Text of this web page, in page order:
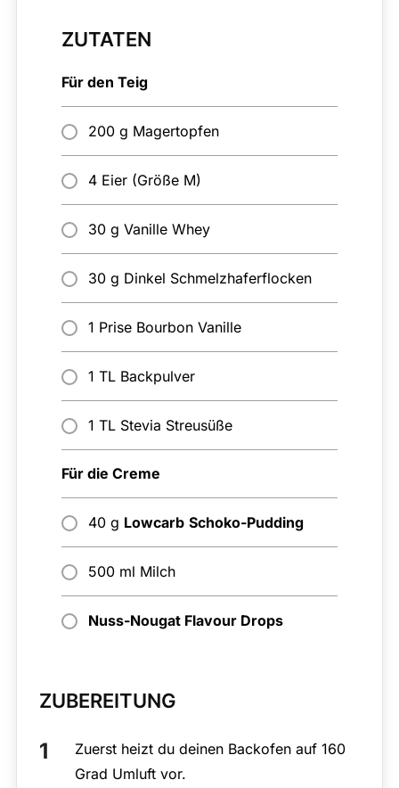
ZUTATEN
Für den Teig
200 g Magertopfen
4 Eier (Größe M)
30 g Vanille Whey
30 g Dinkel Schmelzhaferflocken
1 Prise Bourbon Vanille
1 TL Backpulver
1 TL Stevia Streusüße
Für die Creme
40 g Lowcarb Schoko-Pudding
500 ml Milch
Nuss-Nougat Flavour Drops
ZUBEREITUNG
Zuerst heizt du deinen Backofen auf 160
Grad Umluft vor.